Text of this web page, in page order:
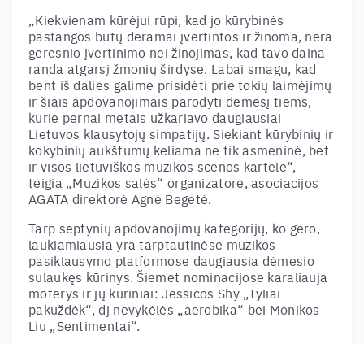
„Kiekvienam kūrėjui rūpi, kad jo kūrybinės
pastangos būtų deramai įvertintos ir žinoma, nėra
geresnio įvertinimo nei žinojimas, kad tavo daina
randa atgarsį žmonių širdyse. Labai smagu, kad
bent iš dalies galime prisidėti prie tokių laimėjimų
ir šiais apdovanojimais parodyti dėmesį tiems,
kurie pernai metais užkariavo daugiausiai
Lietuvos klausytojų simpatijų. Siekiant kūrybinių ir
kokybinių aukštumų keliama ne tik asmeninė, bet
ir visos lietuviškos muzikos scenos kartelė“, –
teigia „Muzikos salės“ organizatorė, asociacijos
AGATA direktorė Agnė Begetė.
Tarp septynių apdovanojimų kategorijų, ko gero,
laukiamiausia yra tarptautinėse muzikos
pasiklausymo platformose daugiausia dėmesio
sulaukęs kūrinys. Šiemet nominacijose karaliauja
moterys ir jų kūriniai: Jessicos Shy „Tyliai
pakuždėk“, dj nevykėlės „aerobika“ bei Monikos
Liu „Sentimentai“.